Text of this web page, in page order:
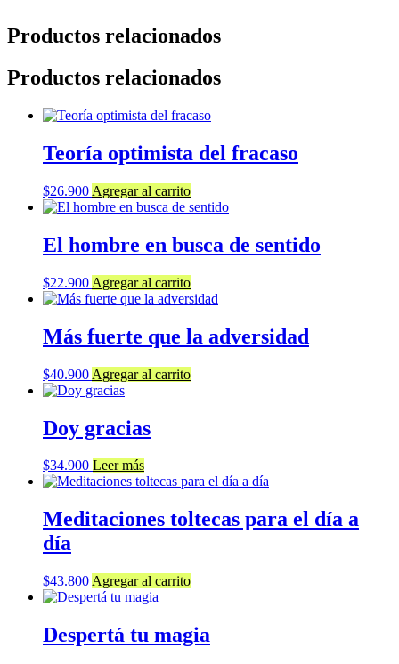
Productos relacionados
Productos relacionados
Teoría optimista del fracaso
$26.900 Agregar al carrito
El hombre en busca de sentido
$22.900 Agregar al carrito
Más fuerte que la adversidad
$40.900 Agregar al carrito
Doy gracias
$34.900 Leer más
Meditaciones toltecas para el día a
día
$43.800 Agregar al carrito
Despertá tu magia